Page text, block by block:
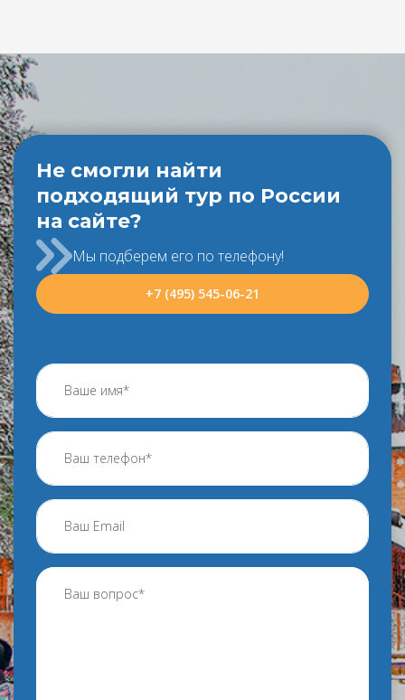
Не смогли найти
подходящий тур по России
на сайте?
Мы подберем его по телефону!
+7 (495) 545-06-21